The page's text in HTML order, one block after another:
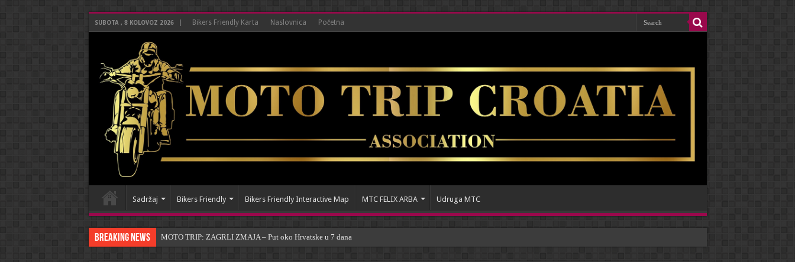
SUBOTA , 8 KOLOVOZ 2026 Bikers Friendly Karta Naslovnica Početna
Sadržaj Bikers Friendly Bikers Friendly Interactive Map MTC FELIX ARBA Udruga MTC
Breaking News MOTO TRIP: ZAGRLI ZMAJA – Put oko Hrvatske u 7 dana